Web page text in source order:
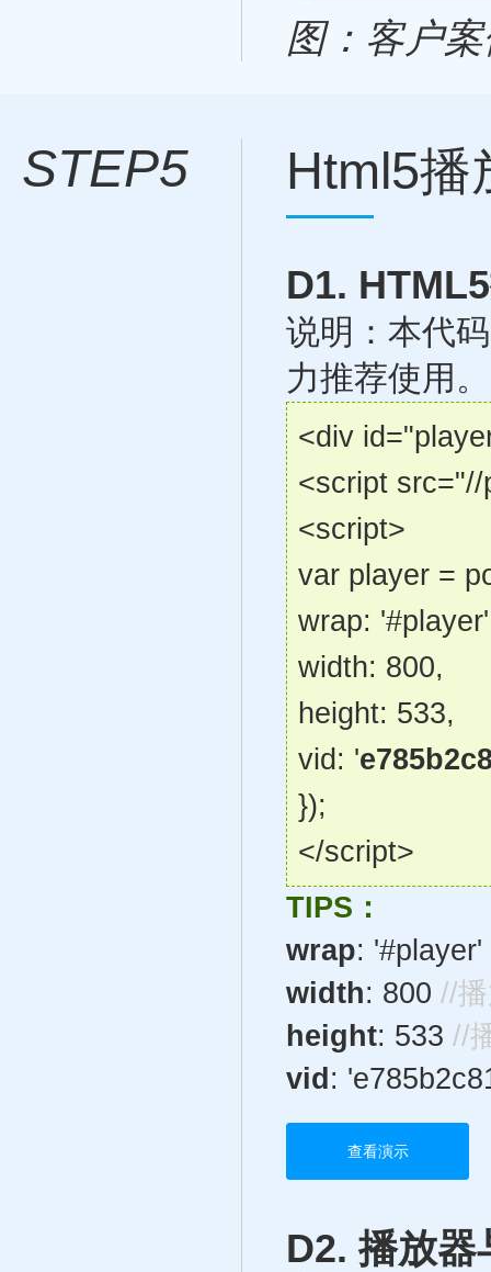
图：客户
STEP5 Html5播
D1.
说明：本代
力推荐使用。
<div
<script
<script>
var player =
wrap:
width: 800,
height: 533,
vid: '
});
</script>
TIPS：
wrap: '#player'
width: 800 //
height: 533 //
vid :
查看演示
D2. 播放